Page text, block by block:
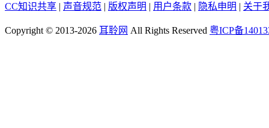
CC知识共享 | 声音规范 | 版权声明 | 用户条款 | 隐私申明 | 关于
Copyright © 2013-2026 耳聆网 All Rights Reserved 粤ICP备